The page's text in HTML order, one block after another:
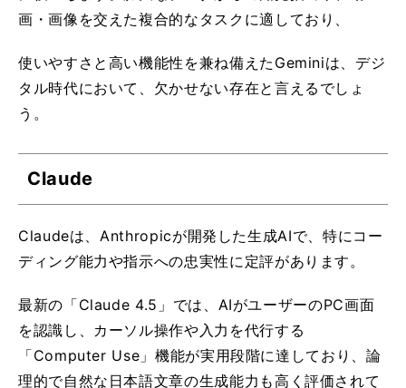
画・画像を交えた複合的なタスクに適しており、
使いやすさと高い機能性を兼ね備えたGeminiは、デジ
タル時代において、欠かせない存在と言えるでしょ
う。
Claude
Claudeは、Anthropicが開発した生成AIで、特にコー
ディング能力や指示への忠実性に定評があります。
最新の「Claude 4.5」では、AIがユーザーのPC画面
を認識し、カーソル操作や入力を代行する
「Computer Use」機能が実用段階に達しており、論
理的で自然な日本語文章の生成能力も高く評価されて